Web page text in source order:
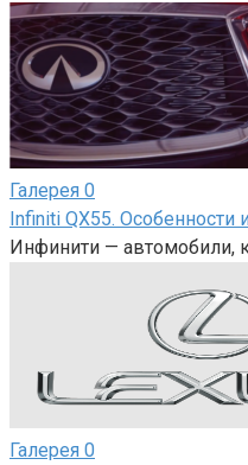
Галерея 0
Infiniti QX55.
Инфинити — автомобили,
Галерея 0